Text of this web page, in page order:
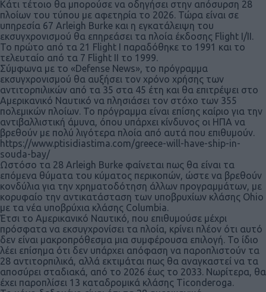
Social
Κάτι τέτοιο θα μπορούσε να οδηγήσει στην απόσυρση 28
πλοίων του τύπου με αφετηρία το 2026. Τώρα είναι σε
υπηρεσία 67 Arleigh Burke και η εγκατάλειψη του
εκσυγχρονισμού θα επηρεάσει τα πλοία έκδοσης Flight I/II.
Το πρώτο από τα 21 Flight I παραδόθηκε το 1991 και το
τελευταίο από τα 7 Flight II το 1999.
Σύμφωνα με το «Defense News», το πρόγραμμα
εκσυγχρονισμού θα αυξήσει τον χρόνο χρήσης των
αντιτορπιλικών από τα 35 στα 45 έτη και θα επιτρέψει στο
Αμερικανικό Ναυτικό να πλησιάσει τον στόχο των 355
πολεμικών πλοίων. Το πρόγραμμα είναι επίσης καίριο για την
αντιβαλλιστική άμυνα, όπου υπάρχει κίνδυνος οι ΗΠΑ να
βρεθούν με πολύ λιγότερα πλοία από αυτά που επιθυμούν.
https://www.ptisidiastima.com/greece-will-have-ship-in-
souda-bay/
Ωστόσο τα 28 Arleigh Burke φαίνεται πως θα είναι τα
επόμενα θύματα του κύματος περικοπών, ώστε να βρεθούν
κονδύλια για την χρηματοδότηση άλλων προγραμμάτων, με
κορυφαίο την αντικατάσταση των υποβρυχίων κλάσης Ohio
με τα νέα υποβρύχια κλάσης Columbia.
Έτσι το Αμερικανικό Ναυτικό, που επιθυμούσε μέχρι
πρόσφατα να εκσυγχρονίσει τα πλοία, κρίνει πλέον ότι αυτό
δεν είναι μακροπρόθεσμα μια συμφέρουσα επιλογή. Το ίδιο
λέει επίσημα ότι δεν υπάρχει απόφαση να παροπλιστούν τα
28 αντιτορπιλικά, αλλά εκτιμάται πως θα αναγκαστεί να τα
αποσύρει σταδιακά, από το 2026 έως το 2033. Νωρίτερα, θα
έχει παροπλίσει 13 καταδρομικά κλάσης Ticonderoga.